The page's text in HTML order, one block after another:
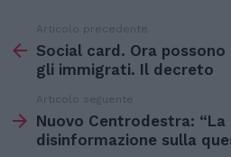
di
Articolo precedente
Social card. Ora
gli immigrati. Il decreto
Articolo seguente
Nuovo Centrodestra: “La
disinformazione sulla